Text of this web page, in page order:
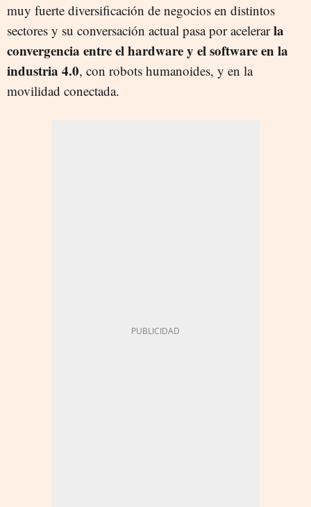
muy fuerte diversificación de negocios en distintos
sectores y su conversación actual pasa por acelerarla
convergencia entre el hardware y el software en la
industria 4.0, con robots humanoides, y en la
movilidad conectada.